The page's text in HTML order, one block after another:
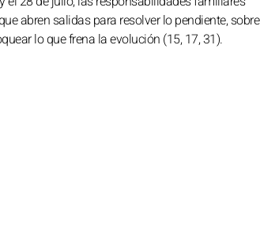
abren salidas para resolver lo pendiente, sobre
lo que frena la evolución (15, 17, 31).